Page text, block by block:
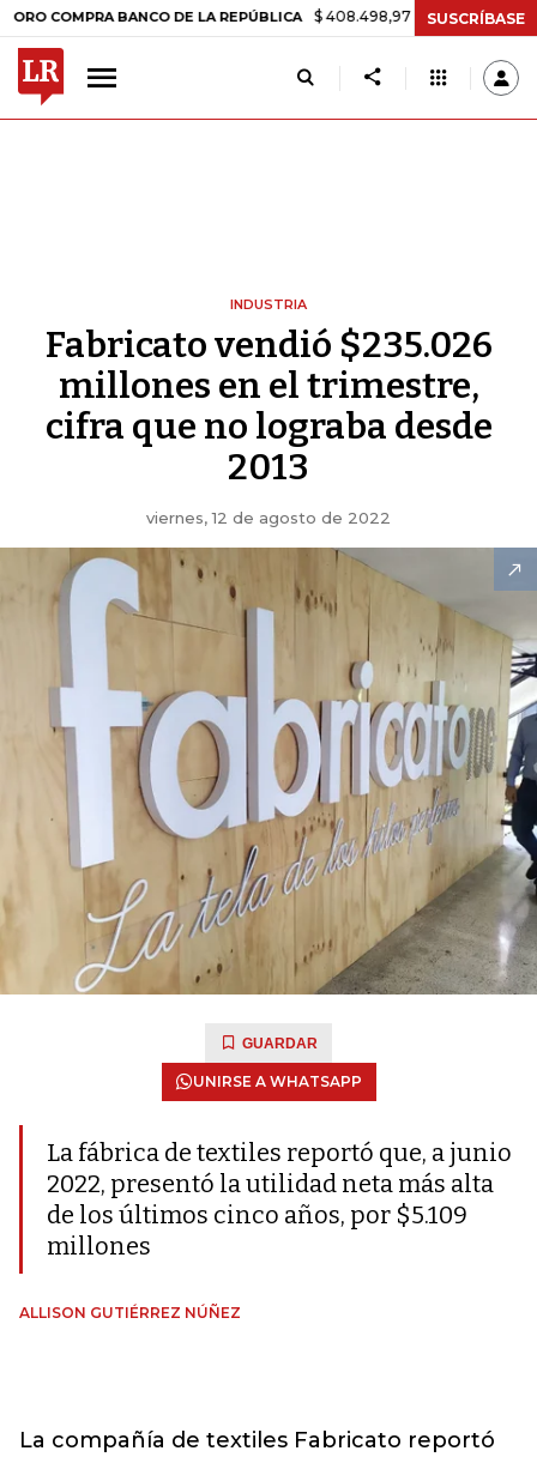
BANCO DE LA REPÚBLICA $ 408.498,97 +$ 8.753,81 +2,19%
SUSCRÍBASE
INDUSTRIA
Fabricato vendió $235.026
millones en el trimestre,
cifra que no lograba desde
2013
viernes, 12 de agosto de 2022
GUARDAR
UNIRSE A WHATSAPP
La fábrica de textiles reportó que, a junio
2022, presentó la utilidad neta más alta
de los últimos cinco años, por $5.109
millones
ALLISON GUTIÉRREZ NÚÑEZ
La compañía de textiles Fabricato reportó